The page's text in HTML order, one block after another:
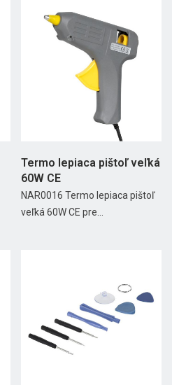
Termo lepiaca pištoľ veľká
60W CE
NAR0016 Termo lepiaca pištoľ
veľká 60W CE pre...